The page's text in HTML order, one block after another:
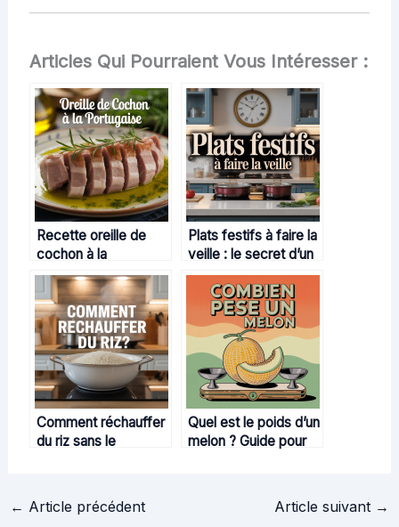
Articles Qui Pourraient Vous Intéresser :
Recette oreille de
cochon à la
portugaise : secrets
d’un plat traditionnel
Plats festifs à faire la
veille : le secret d’un
repas inoubliable
Comment réchauffer
du riz sans le
Quel est le poids d’un
melon ? Guide pour
← Article précédent Article suivant →